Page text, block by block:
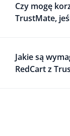
Czy mogę
TrustMate,
Jakie są
RedCart z